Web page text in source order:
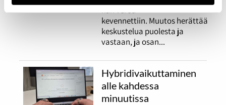
kun veroa
kevennettiin. Muutos herättää
keskustelua puolesta ja
vastaan, ja osan...
Hybridivaikuttaminen
alle kahdessa
minuutissa